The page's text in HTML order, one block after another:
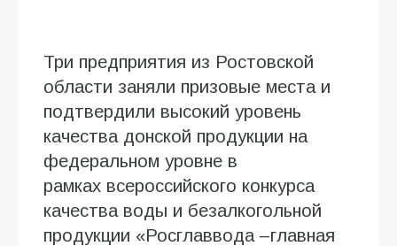
Три предприятия из Ростовской
области заняли призовые места и
подтвердили высокий уровень
качества донской продукции на
федеральном уровне в
рамках всероссийского конкурса
качества воды и безалкогольной
продукции «Росглаввода –главная